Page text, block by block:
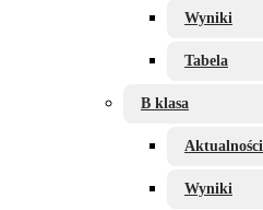
Wyniki
Tabela
B klasa
Aktualności
Wyniki